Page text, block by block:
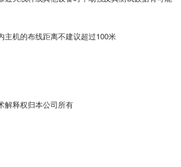
主机的布线距离不建议超过100米
解释权归本公司所有